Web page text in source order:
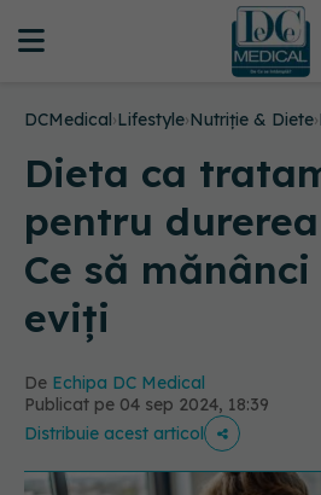
DCMedical›Lifestyle›Nutriție & Diete›
Dieta ca
pentru
Ce să mănânci
eviți
De Echipa DC Medical
Publicat pe 04 sep 2024, 18:39
Distribuie acest articol